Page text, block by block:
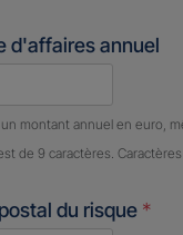
d'affaires annuel
de caractères
montant annuel en euro,
de 9 caractères.
du risque *